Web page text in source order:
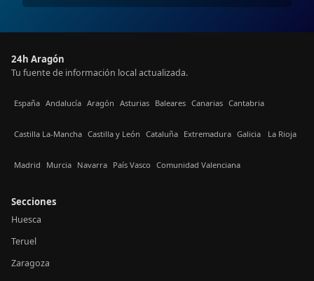
24h Aragón
Tu fuente de información local actualizada.
España Andalucía Aragón Asturias Baleares Canarias Cantabria
Castilla La-Mancha Castilla y León Cataluña Extremadura Galicia La Rioja
Madrid Murcia Navarra País Vasco Comunidad Valenciana
Secciones
Huesca
Teruel
Zaragoza